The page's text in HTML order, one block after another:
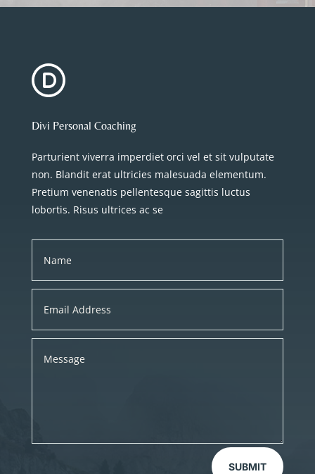
Divi Personal Coaching
Parturient viverra imperdiet orci vel et sit vulputate
non. Blandit erat ultricies malesuada elementum.
Pretium venenatis pellentesque sagittis luctus
lobortis. Risus ultrices ac se
SUBMIT